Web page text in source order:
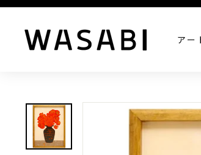
W
A
B
アー